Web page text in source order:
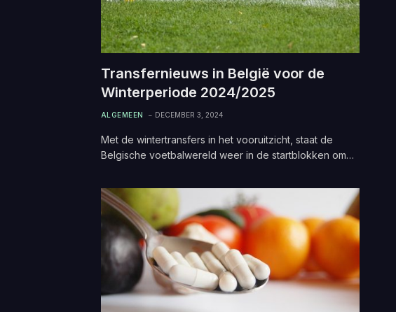
Transfernieuws in België voor de
Winterperiode 2024/2025
ALGEMEEN DECEMBER 3, 2024
Met de wintertransfers in het vooruitzicht, staat de
Belgische voetbalwereld weer in de startblokken om…